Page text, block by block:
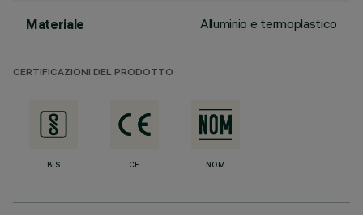
Materiale Alluminio e termoplastico
CERTIFICAZIONI DEL PRODOTTO
BIS CE NOM